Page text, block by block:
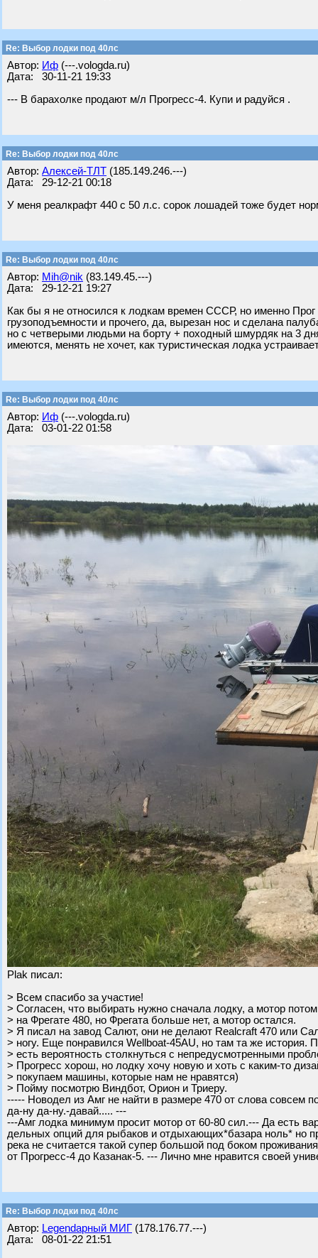
Re: Выбор лодки под 40лс
Автор: Иф (---.vologda.ru)
Дата: 30-11-21 19:33
--- В барахолке продают м/л Прогресс-4. Купи и радуйся .
Re: Выбор лодки под 40лс
Автор: Алексей-ТЛТ (185.149.246.---)
Дата: 29-12-21 00:18
У меня реалкрафт 440 с 50 л.с. сорок лошадей тоже будет
Re: Выбор лодки под 40лс
Автор: Mih@nik (83.149.45.---)
Дата: 29-12-21 19:27
Как бы я не относился к лодкам времен СССР, но именно
грузоподъемности и прочего, да, вырезан нос и сделана
но с четверыми людьми на борту + походный шмурдяк на 3
имеются, менять не хочет, как туристическая лодка
Re: Выбор лодки под 40лс
Автор: Иф (---.vologda.ru)
Дата: 03-01-22 01:58
Plak писал:
> Всем спасибо за участие!
> Согласен, что выбирать нужно сначала лодку, а мотор
> на Фрегате 480, но Фрегата больше нет, а мотор остался.
> Я писал на завод Салют, они не делают Realcraft 470 или
> ногу. Еще понравился Wellboat-45AU, но там та же история.
> есть вероятность столкнуться с непредусмотренными
> Прогресс хорош, но лодку хочу новую и хоть с каким-то
> покупаем машины, которые нам не нравятся)
> Пойму посмотрю Виндбот, Орион и Триеру.
----- Новодел из Амг не найти в размере 470 от слова совсем
да-ну да-ну.-давай..... ---
---Амг лодка минимум просит мотор от 60-80 сил.--- Да есть
дельных опций для рыбаков и отдыхающих*базара ноль* но
река не считается такой супер большой под боком
от Прогресс-4 до Казанак-5. --- Лично мне нравится своей
Re: Выбор лодки под 40лс
Автор: Legendарный МИГ (178.176.77.---)
Дата: 08-01-22 21:51